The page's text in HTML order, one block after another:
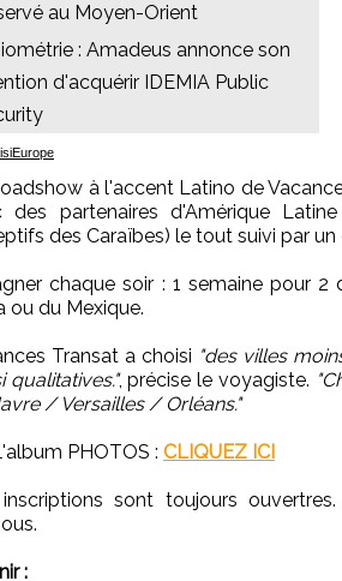
au Moyen-Orient
: Amadeus annonce son
d'acquérir IDEMIA Public
à l'accent Latino de
des partenaires d'Amérique
des Caraïbes) le tout suivi par
chaque soir : 1 semaine pour
ou du Mexique.
Transat a choisi "des villes
qualitatives.", précise le voyagiste.
/ Versailles / Orléans."
PHOTOS : CLIQUEZ ICI
sont toujours
: